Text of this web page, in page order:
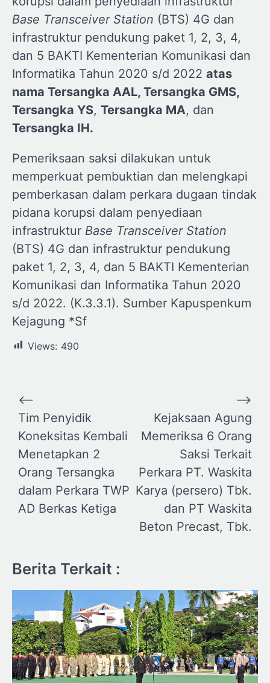
Base Transceiver Station (BTS) 4G dan
infrastruktur pendukung paket 1, 2, 3, 4,
dan 5 BAKTI Kementerian Komunikasi dan
Informatika Tahun 2020 s/d 2022 atas
nama Tersangka AAL, Tersangka GMS,
Tersangka YS, Tersangka MA, dan
Tersangka IH.
Pemeriksaan saksi dilakukan untuk
memperkuat pembuktian dan melengkapi
pemberkasan dalam perkara dugaan tindak
pidana korupsi dalam penyediaan
infrastruktur Base Transceiver Station
(BTS) 4G dan infrastruktur pendukung
paket 1, 2, 3, 4, dan 5 BAKTI Kementerian
Komunikasi dan Informatika Tahun 2020
s/d 2022. (K.3.3.1). Sumber Kapuspenkum
Kejagung *Sf
Views: 490
Navigasi
pos
⟵
Tim Penyidik
Koneksitas Kembali
Menetapkan 2
Orang Tersangka
dalam Perkara TWP
AD Berkas Ketiga
Kejaksaan Agung
Memeriksa 6 Orang
Saksi Terkait
Perkara PT. Waskita
Karya (persero) Tbk.
dan PT Waskita
Beton Precast, Tbk.
⟶
Berita Terkait :